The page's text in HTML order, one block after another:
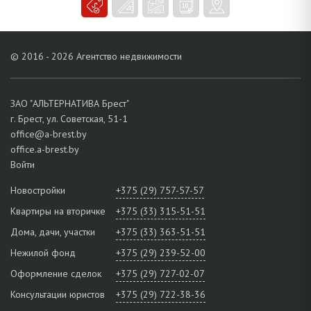
Земельный участок площадью 0,0986 га огорожен бетонным
забором, ворота из металлопрофиля. На территории есть гараж и
хозблок, выделены зоны для отдыха и огородничества, дворовые
подъездные пути. Небольшая деревня расположена вблизи
социальной городской инфраструктуры. В населенном пункте
поблизости супермаркет MARTINN. Активно ведется
благоустройство улиц и дорог, строительство современных жилых
домов. Мобильное транспортное сообщение с г. Брестом
позволяет быстро добраться в нужный микрорайон.
Не упустите свой шанс – просто позвоните!
© 2016 - 2026 Агентство недвижимости
ЗАО "АЛЬТЕРНАТИВА Брест"
г. Брест, ул. Советская, 51-1
office@a-brest.by
office.a-brest.by
Войти
Новостройки
+375 (29) 757-57-57
Квартиры на вторичке
+375 (33) 315-51-51
Дома, дачи, участки
+375 (33) 363-51-51
Нежилой фонд
+375 (29) 239-52-00
Оформление сделок
+375 (29) 727-02-07
Консультации юристов
+375 (29) 722-38-36